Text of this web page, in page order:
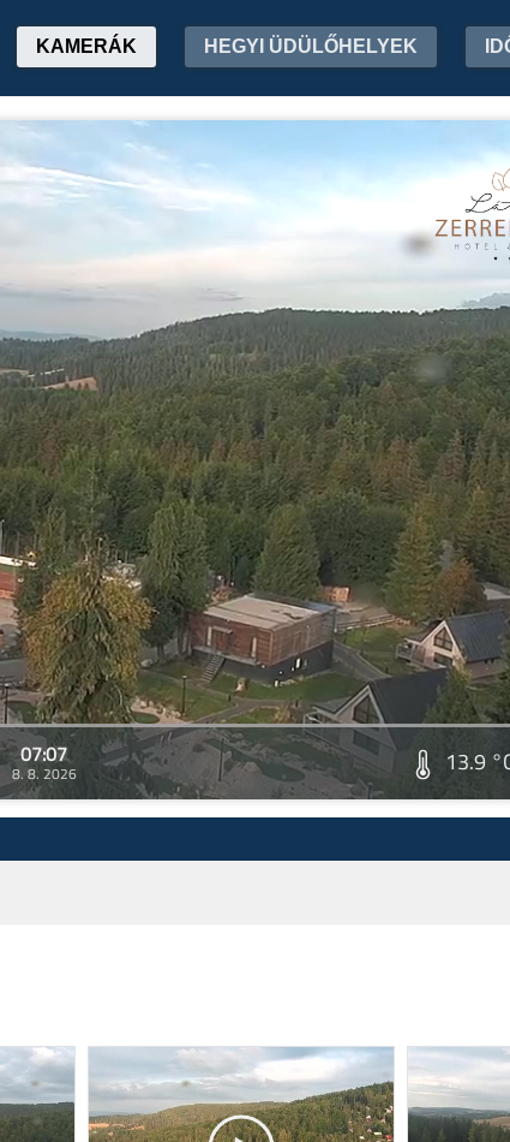
KAMERÁK HEGYI ÜDÜLŐHELYEK
07:07
8. 8. 2026 13.9